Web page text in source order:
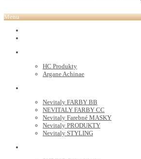
Menu
HC Produkty
Argane Achinae
Nevitaly FARBY BB
NEVITALY FARBY CC
Nevitaly Farebné MASKY
Nevitaly PRODUKTY
Nevitaly STYLING